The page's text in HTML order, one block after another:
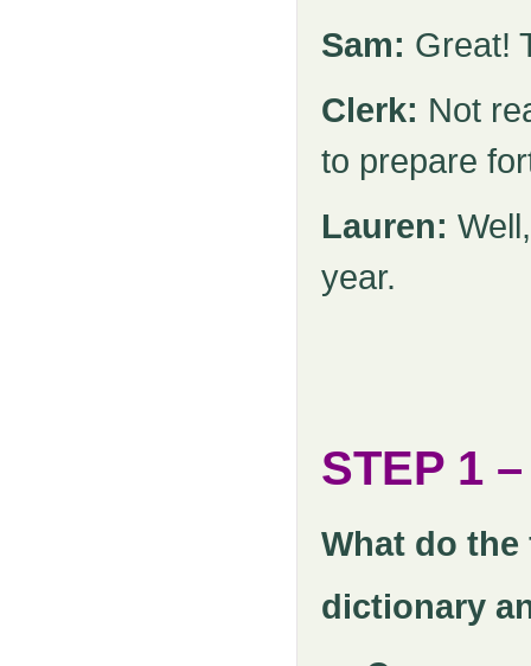
Sam: Great!
Clerk: Not
to prepare
Lauren:
year.
STEP 1
What do
dictionary